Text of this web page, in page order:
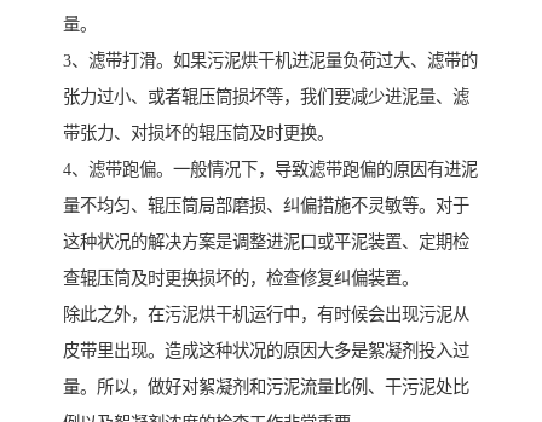
量。
3、滤带打滑。如果污泥烘干机进泥量负荷过大、滤带的
张力过小、或者辊压筒损坏等，我们要减少进泥量、滤
带张力、对损坏的辊压筒及时更换。
4、滤带跑偏。一般情况下，导致滤带跑偏的原因有进泥
量不均匀、辊压筒局部磨损、纠偏措施不灵敏等。对于
这种状况的解决方案是调整进泥口或平泥装置、定期检
查辊压筒及时更换损坏的，检查修复纠偏装置。
除此之外，在污泥烘干机运行中，有时候会出现污泥从
皮带里出现。造成这种状况的原因大多是絮凝剂投入过
量。所以，做好对絮凝剂和污泥流量比例、干污泥处比